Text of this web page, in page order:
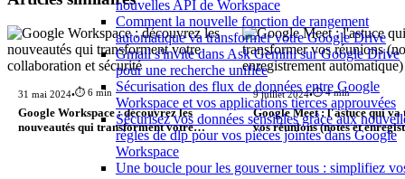
nouvelles API de Workspace
Comment la nouvelle fonction de rangement
automatique va transformer votre Google Drive
Gmail s'invite dans Ask Gemini sur Google Drive
pour une recherche unifiée
Sécurisation des flux de données entre Google
Workspace et vos applications tierces approuvées
Sécurisez vos données sensibles grâce aux
règles de dlp pour vos pièces jointes dans Google
Workspace
Une boucle pour les gouverner tous : simplifiez
31 mai 2024•⏱️ 6 min
Google Workspace : découvrez les
nouveautés qui transforment votre
collaboration et sécurité
9 juillet 2024•⏱️ 4 min
Google Meet : l'astuce qui
vos réunions (notes et
automatique)